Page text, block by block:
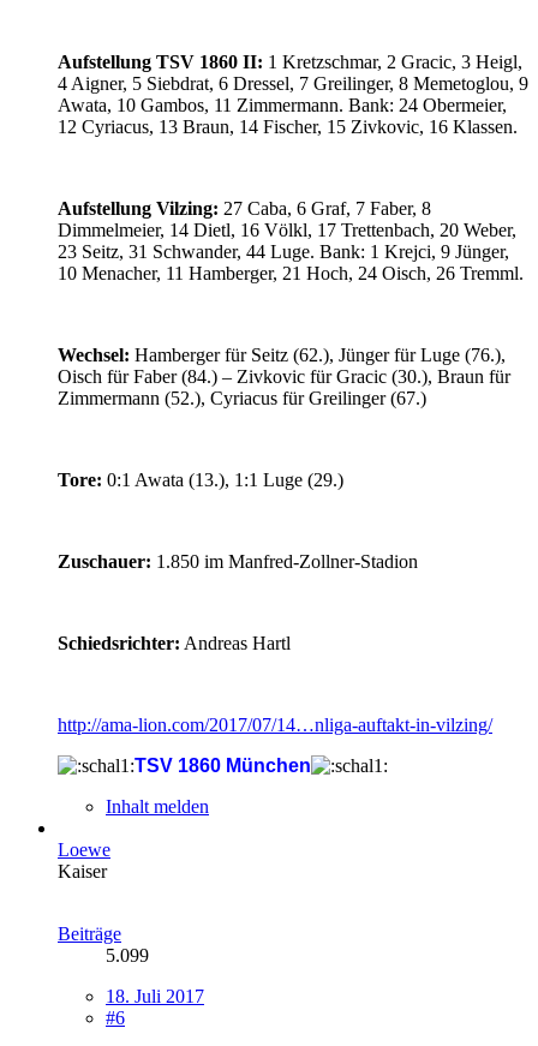
Aufstellung TSV 1860 II: 1 Kretzschmar, 2 Gracic, 3 Heigl,
4 Aigner, 5 Siebdrat, 6 Dressel, 7 Greilinger, 8 Memetoglou, 9
Awata, 10 Gambos, 11 Zimmermann. Bank: 24 Obermeier,
12 Cyriacus, 13 Braun, 14 Fischer, 15 Zivkovic, 16 Klassen.
Aufstellung Vilzing: 27 Caba, 6 Graf, 7 Faber, 8
Dimmelmeier, 14 Dietl, 16 Völkl, 17 Trettenbach, 20 Weber,
23 Seitz, 31 Schwander, 44 Luge. Bank: 1 Krejci, 9 Jünger,
10 Menacher, 11 Hamberger, 21 Hoch, 24 Oisch, 26 Tremml.
Wechsel: Hamberger für Seitz (62.), Jünger für Luge (76.),
Oisch für Faber (84.) – Zivkovic für Gracic (30.), Braun für
Zimmermann (52.), Cyriacus für Greilinger (67.)
Tore: 0:1 Awata (13.), 1:1 Luge (29.)
Zuschauer: 1.850 im Manfred-Zollner-Stadion
Schiedsrichter: Andreas Hartl
http://ama-lion.com/2017/07/14…nliga-auftakt-in-vilzing/
TSV 1860 München
Inhalt melden
Loewe
Kaiser
Beiträge
5.099
18. Juli 2017
#6